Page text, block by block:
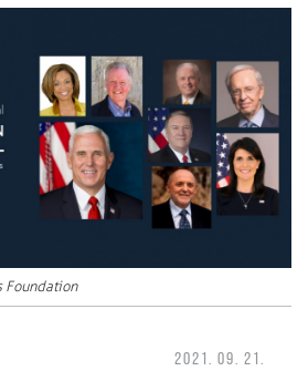
Foundation
2021. 09. 21.